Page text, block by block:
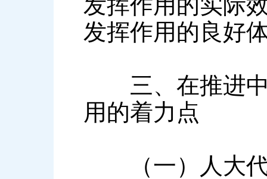
发挥作用的良好
三、在推进中
用的着力点
（一）人大代